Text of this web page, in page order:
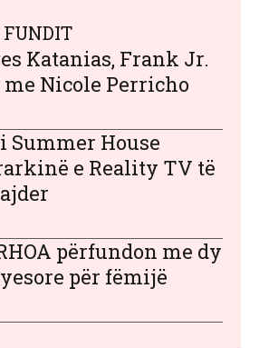
Katanias, Frank Jr.
Nicole Perricho
Summer House
e Reality TV të
përfundon me dy
për fëmijë